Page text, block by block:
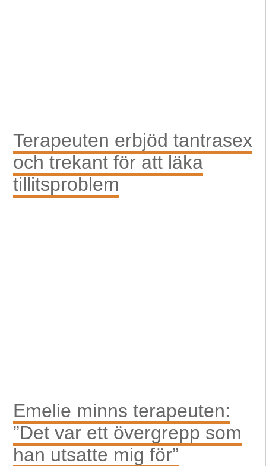
Terapeuten erbjöd tantrasex
och trekant för att läka
tillitsproblem
Emelie minns terapeuten:
”Det var ett övergrepp som
han utsatte mig för”